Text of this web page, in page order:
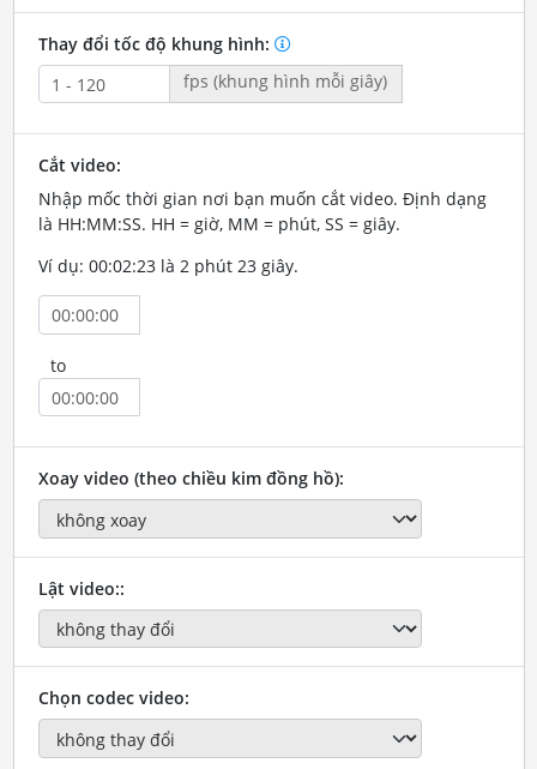
Thay đổi tốc độ khung hình:
fps (khung hình mỗi giây)
Cắt video:
Nhập mốc thời gian nơi bạn muốn cắt video. Định dạng
là HH:MM:SS. HH = giờ, MM = phút, SS = giây.
Ví dụ: 00:02:23 là 2 phút 23 giây.
to
Xoay video (theo chiều kim đồng hồ):
Lật video::
Chọn codec video: